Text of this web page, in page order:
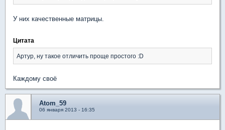
У них качественные матрицы.
Цитата
Артур, ну такое отличить проще простого :D
Каждому своё
Atom_59
06 января 2013 - 16:35